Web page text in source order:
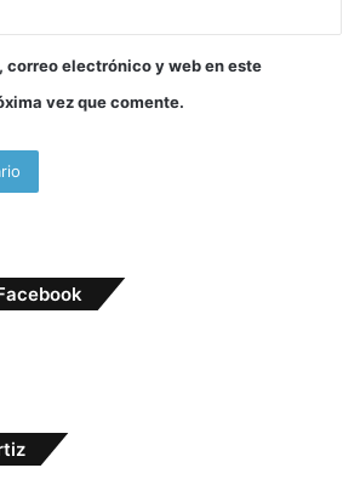
correo electrónico y web en este
vez que comente.